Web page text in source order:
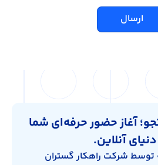
آغاز حضور حرفه‌ای شما
آنلاین.
شرکت راهکار گستران